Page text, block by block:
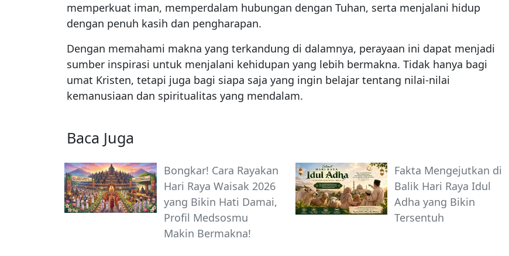
memperkuat iman, memperdalam hubungan dengan Tuhan, serta menjalani hidup
dengan penuh kasih dan pengharapan.
Dengan memahami makna yang terkandung di dalamnya, perayaan ini dapat menjadi
sumber inspirasi untuk menjalani kehidupan yang lebih bermakna. Tidak hanya bagi
umat Kristen, tetapi juga bagi siapa saja yang ingin belajar tentang nilai-nilai
kemanusiaan dan spiritualitas yang mendalam.
Baca Juga
Bongkar! Cara Rayakan
Hari Raya Waisak 2026
yang Bikin Hati Damai,
Profil Medsosmu
Makin Bermakna!
Fakta Mengejutkan di
Balik Hari Raya Idul
Adha yang Bikin
Tersentuh